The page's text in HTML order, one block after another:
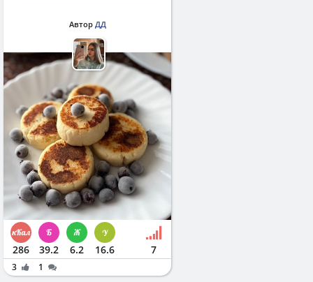
Автор ДД
286 39.2 6.2 16.6 7
3
1